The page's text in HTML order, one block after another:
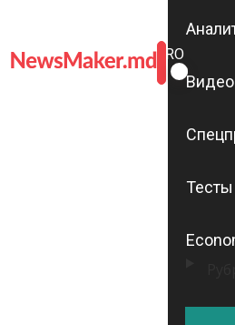
ROMÂNĂ
RU
Видео
Тесты